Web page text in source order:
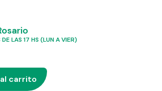
LAS 17 HS (LUN A VIER)
carrito